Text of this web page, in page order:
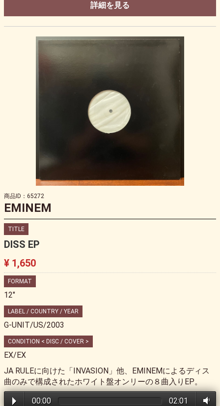
詳細を見る
商品ID：65272
EMINEM
TITLE
DISS EP
¥ 1,650
FORMAT
12"
LABEL / COUNTRY / YEAR
G-UNIT/US/2003
CONDITION < DISC / COVER >
EX/EX
JA RULEに向けた「INVASION」他、EMINEMによるディス
曲のみで構成されたホワイト盤オンリーの８曲入りEP。
00:00 02:01